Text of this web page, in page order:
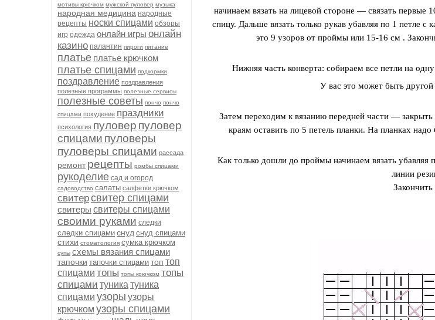
мотивы крючком мужской пуловер музыка
народная медицина народные
рецепты носки спицами обзоры
игр одежда онлайн игры онлайн
казино палантин пироги питание
платье платье крючком
платье спицами подкормки
поздравление поздравления
полезные программы полезные сервисы
полезные советы пончо пончо
спицами похудение праздники
психология пуловер пуловер
спицами пуловеры
пуловеры спицами рассада
ремонт рецепты ромбы спицами
рукоделие сад и огород
садоводство салаты салфетки крючком
свитерсвитер спицами
свитеры свитеры спицами
своими руками следки
следки спицами снуд снуд спицами
стихи стоматология сумка крючком
супы схемы вязания спицами
тапочки тапочки спицами топ топ
спицами топы топы крючком топы
спицами туника туника
спицами узоры узоры
крючком узоры спицами
начинаем вязать на лицевой стороне — связать первые
спицу. Дальше вязать только рукав убавляя по 1
это 9 узоров от проймы или 15-16 см .
Нижняя часть конверта: собираем все петли на
У вас это может быть
Затем переходим к вязанию передней части —
краям оставить по 5 петель планки. На планках
Как только дошли до проймы начинаем вязать
линии
Закончить